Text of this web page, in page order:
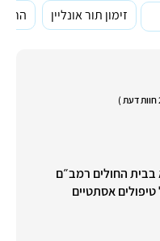
זימון תור אונליין
בבית החולים רמב״ם
אסתטיים